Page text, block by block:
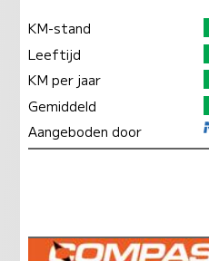
KM-stand
Leeftijd
KM per jaar
Gemiddeld
Aangeboden door